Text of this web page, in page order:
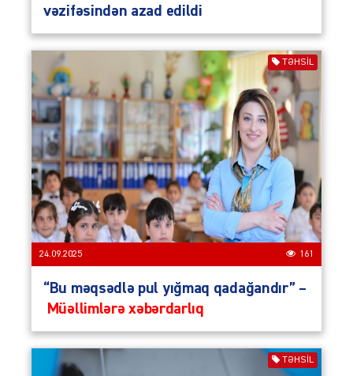
vəzifəsindən azad edildi
TƏHSIL
24.09.2025 161
“Bu məqsədlə pul yığmaq qadağandır” –
Müəllimlərə xəbərdarlıq
TƏHSIL